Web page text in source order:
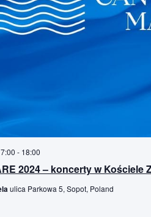
2024 – koncerty w Kościele
- 18:00
ulica Parkowa 5, Sopot, Poland